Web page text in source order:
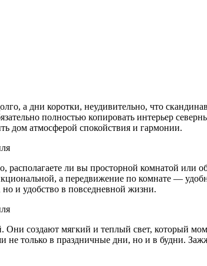
а дни коротки, неудивительно, что
полностью копировать интерьер
дом атмосферой спокойствия и гармонии.
ли вы просторной комнатой или
а передвижение по комнате —
и удобство в повседневной жизни.
Они создают мягкий и теплый свет, который
только в праздничные дни, но и в будни.